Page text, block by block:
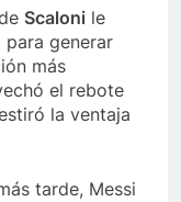
Scaloni le
generar
más
el rebote
la ventaja
tarde, Messi